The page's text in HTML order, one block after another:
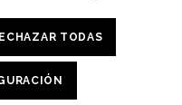
TODAS